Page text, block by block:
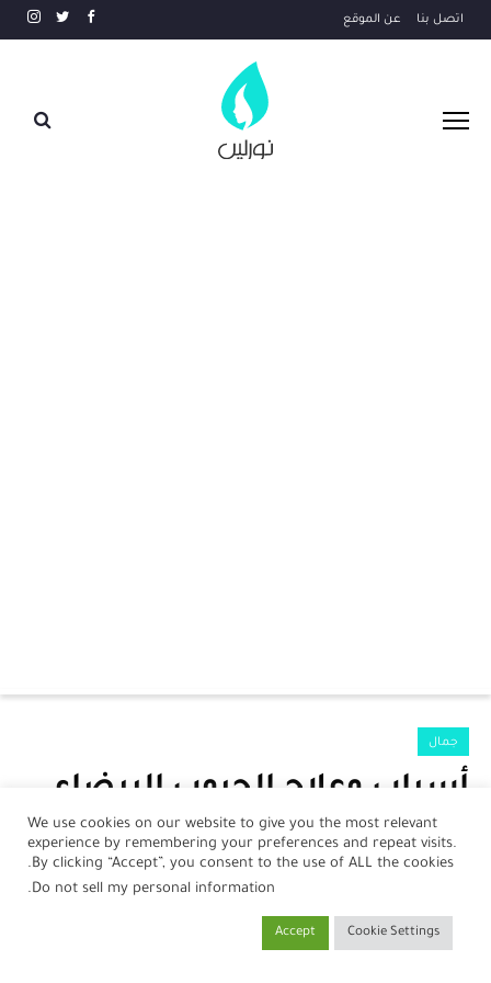
اتصل بنا عن الموقع
الرضع
جمال
صحة
جمال
أسباب وعلاج الحبوب البيضاء
بواسطةنورلين أحمدفي10 يناير، 2021
We use cookies on our website to give you the most relevant
experience by remembering your preferences and repeat visits.
By clicking “Accept”, you consent to the use of ALL the cookies.
Do not sell my personal information
.
Cookie Settings
Accept